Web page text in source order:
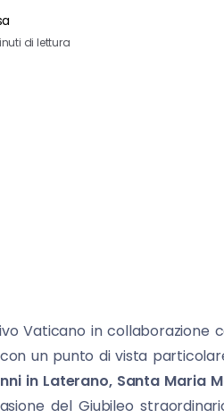
di lettura
Vaticano in collaborazione
un punto di vista
in Laterano, Santa Maria
del Giubileo